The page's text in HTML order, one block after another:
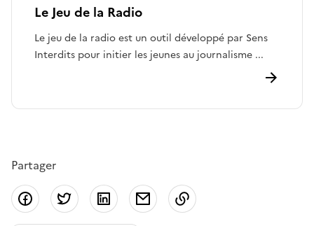
Le Jeu de la Radio
Le jeu de la radio est un outil développé par Sens
Interdits pour initier les jeunes au journalisme ...
Partager
Partager sur Facebook
Partager sur Twitter
Partager sur LinkedIn
Partager par email